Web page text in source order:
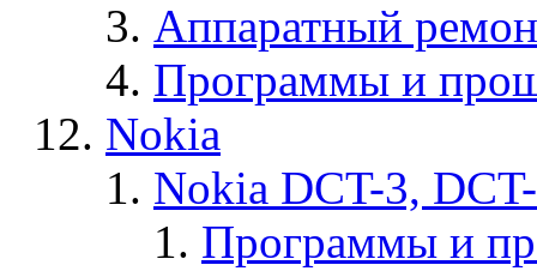
Аппаратный
Программы и
Nokia
Nokia DCT-3,
Программы и